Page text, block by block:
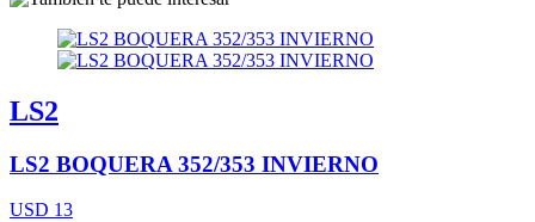
LS2
LS2 BOQUERA 352/353 INVIERNO
USD 13